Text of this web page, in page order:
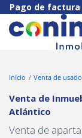
Pago de factura
Inicio Venta de
Venta de
Atlántico
Venta de
Navigated to